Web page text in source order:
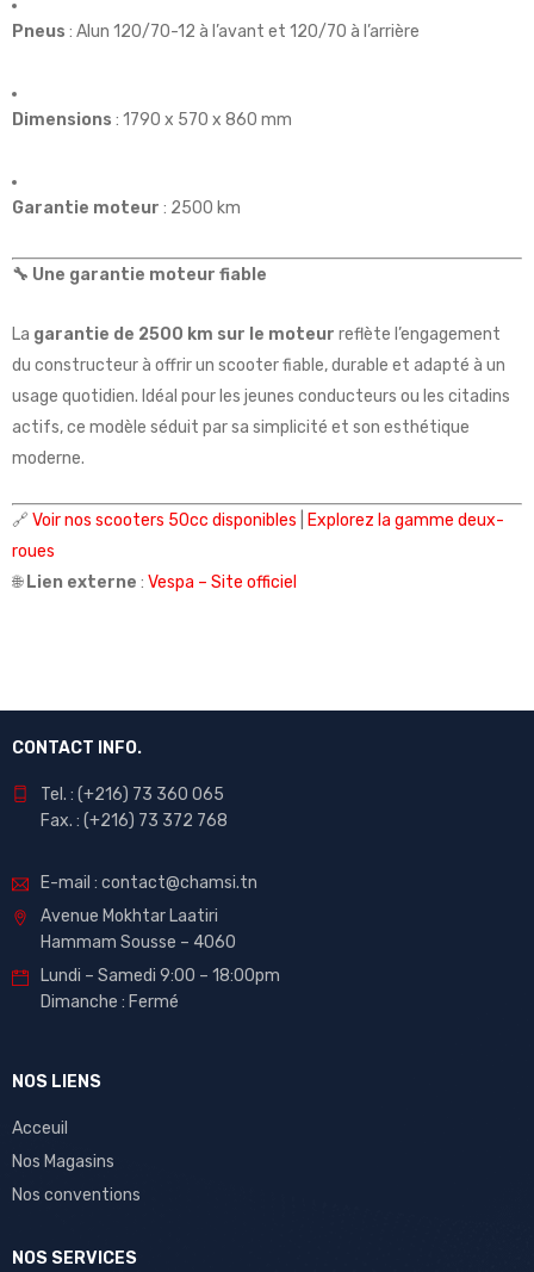
Pneus : Alun 120/70-12 à l’avant et 120/70 à l’arrière
Dimensions : 1790 x 570 x 860 mm
Garantie moteur : 2500 km
🔧 Une garantie moteur fiable
La garantie de 2500 km sur le moteur reflète l’engagement
du constructeur à offrir un scooter fiable, durable et adapté à un
usage quotidien. Idéal pour les jeunes conducteurs ou les citadins
actifs, ce modèle séduit par sa simplicité et son esthétique
moderne.
🔗 Voir nos scooters 50cc disponibles
Explorez la gamme deux-
roues
🌐 Lien externe : Vespa – Site officiel
CONTACT INFO.
Tel. : (+216) 73 360 065
Fax. : (+216) 73 372 768
E-mail : contact@chamsi.tn
Avenue Mokhtar Laatiri
Hammam Sousse – 4060
Lundi – Samedi 9:00 – 18:00pm
Dimanche : Fermé
NOS LIENS
Acceuil
Nos Magasins
Nos conventions
NOS SERVICES